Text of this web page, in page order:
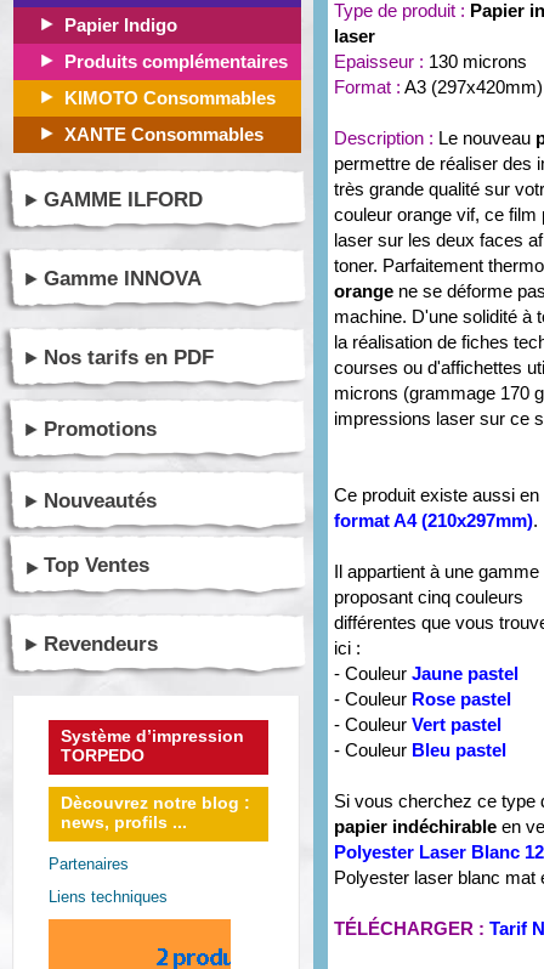
Papier Indigo
Produits complémentaires
KIMOTO Consommables
XANTE Consommables
GAMME ILFORD
Gamme INNOVA
Nos tarifs en PDF
Promotions
Nouveautés
Top Ventes
Revendeurs
Système d’impression
TORPEDO
Dècouvrez notre blog :
news, profils ...
Partenaires
Liens techniques
Type de produit : Papier
laser
Epaisseur : 130 microns
Format : A3 (297x420mm)
Description : Le nouveau
permettre de réaliser des
très grande qualité sur
couleur orange vif, ce
laser sur les deux faces
toner. Parfaitement
orange ne se déforme
machine. D'une solidité à
la réalisation de fiches
courses ou d'affichettes
microns (grammage 170
impressions laser sur ce
Ce produit existe aussi en
format A4 (210x297mm).
Il appartient à une gamme
proposant cinq couleurs
différentes que vous
ici :
- Couleur Jaune pastel
- Couleur Rose pastel
- Couleur Vert pastel
- Couleur Bleu pastel
Si vous cherchez ce type
papier indéchirable en
Polyester Laser Blanc
Polyester laser blanc mat
TÉLÉCHARGER : Tarif